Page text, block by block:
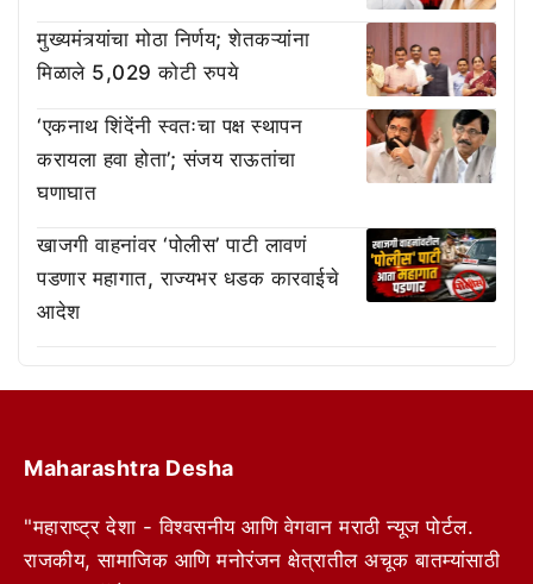
मुख्यमंत्र्यांचा मोठा निर्णय; शेतकऱ्यांना
मिळाले 5,029 कोटी रुपये
‘एकनाथ शिंदेंनी स्वतःचा पक्ष स्थापन
करायला हवा होता’; संजय राऊतांचा
घणाघात
खाजगी वाहनांवर ‘पोलीस’ पाटी लावणं
पडणार महागात, राज्यभर धडक कारवाईचे
आदेश
Maharashtra Desha
"महाराष्ट्र देशा - विश्वसनीय आणि वेगवान मराठी न्यूज पोर्टल.
राजकीय, सामाजिक आणि मनोरंजन क्षेत्रातील अचूक बातम्यांसाठी